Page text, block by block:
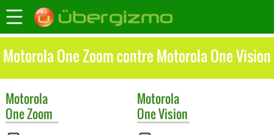
Motorola One Zoom contre Motorola One Vision
Motorola
One Zoom
Motorola
One Vision